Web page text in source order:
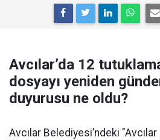
Avcılar’da 12
dosyayı yeniden
duyurusu ne oldu?
Avcılar Belediyesi’ndeki